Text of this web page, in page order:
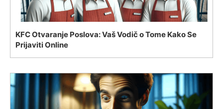
KFC Otvaranje Poslova: Vaš Vodič o Tome Kako Se
Prijaviti Online